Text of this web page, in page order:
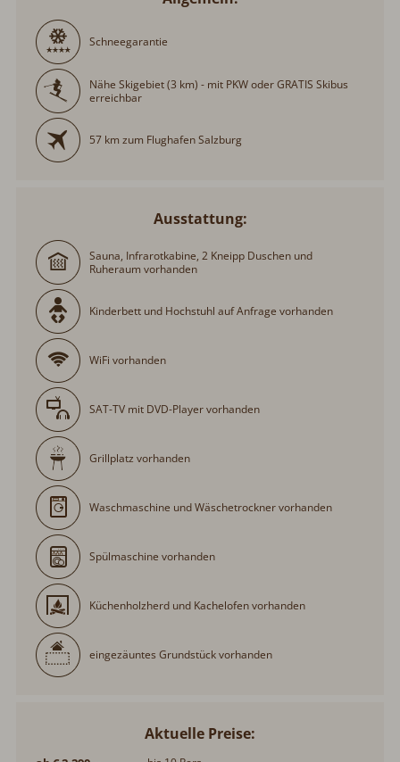
erreichbar
57 km zum Flughafen Salzburg
Kinderbett und Hochstuhl auf Anfrage vorhanden
27.06.2026 bis 12.09.2026